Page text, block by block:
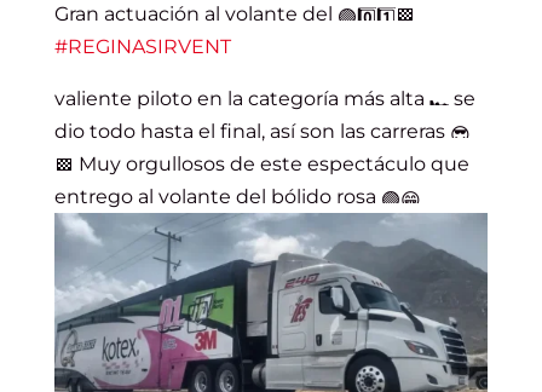
Gran actuación al volante del
#REGINASIRVENT
valiente piloto en la categoría más alta
se
dio todo hasta el final, así son las carreras
Muy orgullosos de este espectáculo que
entrego al volante del bólido rosa